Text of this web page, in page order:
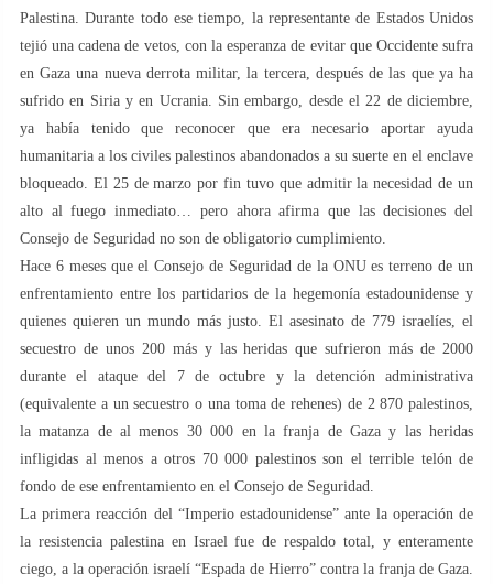
Palestina. Durante todo ese tiempo, la representante de Estados Unidos
tejió una cadena de vetos, con la esperanza de evitar que Occidente sufra
en Gaza una nueva derrota militar, la tercera, después de las que ya ha
sufrido en Siria y en Ucrania. Sin embargo, desde el 22 de diciembre,
ya había tenido que reconocer que era necesario aportar ayuda
humanitaria a los civiles palestinos abandonados a su suerte en el enclave
bloqueado. El 25 de marzo por fin tuvo que admitir la necesidad de un
alto al fuego inmediato… pero ahora afirma que las decisiones del
Consejo de Seguridad no son de obligatorio cumplimiento.
Hace 6 meses que el Consejo de Seguridad de la ONU es terreno de un
enfrentamiento entre los partidarios de la hegemonía estadounidense y
quienes quieren un mundo más justo. El asesinato de 779 israelíes, el
secuestro de unos 200 más y las heridas que sufrieron más de 2000
durante el ataque del 7 de octubre y la detención administrativa
(equivalente a un secuestro o una toma de rehenes) de 2 870 palestinos,
la matanza de al menos 30 000 en la franja de Gaza y las heridas
infligidas al menos a otros 70 000 palestinos son el terrible telón de
fondo de ese enfrentamiento en el Consejo de Seguridad.
La primera reacción del “Imperio estadounidense” ante la operación de
la resistencia palestina en Israel fue de respaldo total, y enteramente
ciego, a la operación israelí “Espada de Hierro” contra la franja de Gaza.